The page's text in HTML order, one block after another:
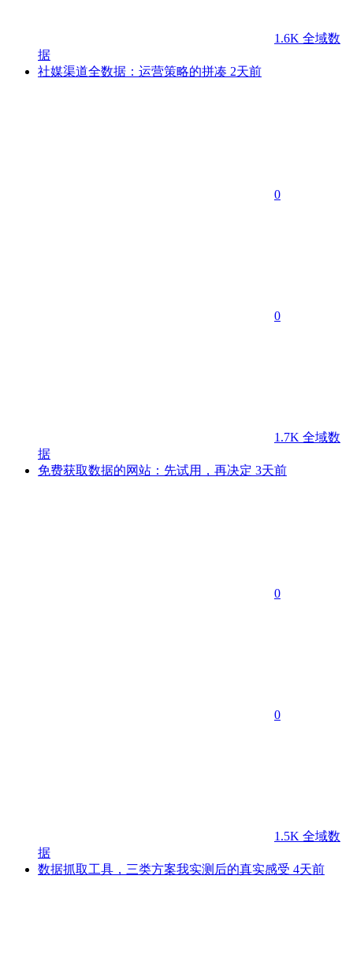
1.6K 全域数
据
社媒渠道全数据：运营策略的拼凑 2天前
0
0
1.7K 全域数
据
免费获取数据的网站：先试用，再决定 3天前
0
0
1.5K 全域数
据
数据抓取工具，三类方案我实测后的真实感受 4天前